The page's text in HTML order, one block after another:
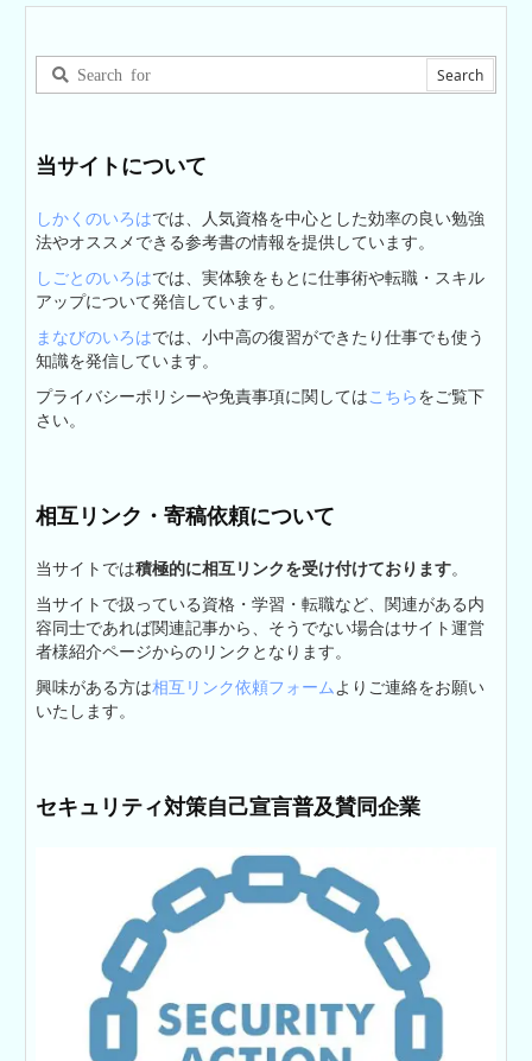
当サイトについて
しかくのいろはでは、人気資格を中心とした効率の良い勉強
法やオススメできる参考書の情報を提供しています。
しごとのいろはでは、実体験をもとに仕事術や転職・スキル
アップについて発信しています。
まなびのいろはでは、小中高の復習ができたり仕事でも使う
知識を発信しています。
プライバシーポリシーや免責事項に関してはこちらをご覧下
さい。
相互リンク・寄稿依頼について
当サイトでは積極的に相互リンクを受け付けております。
当サイトで扱っている資格・学習・転職など、関連がある内
容同士であれば関連記事から、そうでない場合はサイト運営
者様紹介ページからのリンクとなります。
興味がある方は相互リンク依頼フォームよりご連絡をお願い
いたします。
セキュリティ対策自己宣言普及賛同企業